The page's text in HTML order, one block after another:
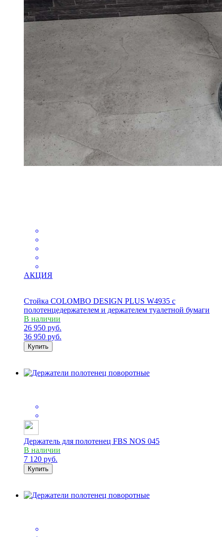
АКЦИЯ
Стойка COLOMBO DESIGN PLUS W4935 с
полотенцедержателем и держателем туалетной бумаги
В наличии
26 950 руб.
36 950 руб.
Купить
Держатель для полотенец FBS NOS 045
В наличии
7 120 руб.
Купить